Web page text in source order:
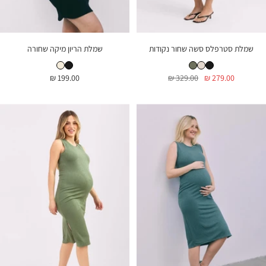
שמלת סטרפלס סשה שחור נקודות
שמלת סטרפלס סשה שחור נקודות
שמלת סשה טבעי
שמלת סשה זית
מחיר
279.00 ₪
מחיר
329.00 ₪
שמלת הריון מיקה שחורה
שמלת הריון מיקה שחורה
שמלת הריון מיקה שמנת פס שחור
מחיר
199.00 ₪